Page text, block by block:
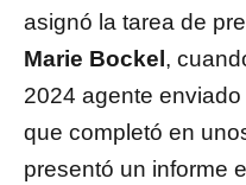
asignó la tarea de
Marie Bockel ,
2024 agente
que completó en
presentó un informe